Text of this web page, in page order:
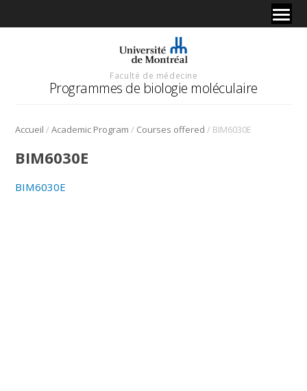
Faculté de médecine
Programmes de biologie moléculaire
Accueil /Academic Program / Courses offered / BIM6030E
BIM6030E
BIM6030E